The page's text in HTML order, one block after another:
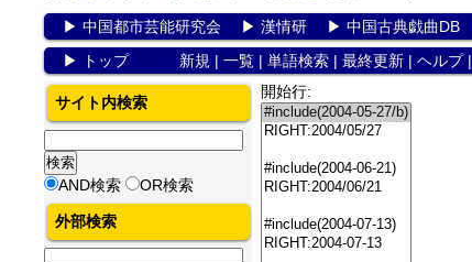
▶ 中国都市芸能研究会▶ 漢情研▶ 中国古典戯曲DB
▶
トップ 新規 | 一覧| 単語検索| 最終更新| ヘルプ|
開始行:
サイト内検索
AND検索 OR検索
外部検索